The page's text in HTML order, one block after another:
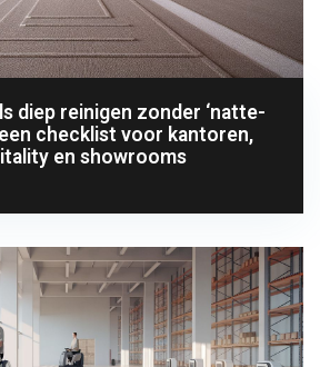
diep reinigen zonder ‘natte-
checklist voor kantoren,
en showrooms